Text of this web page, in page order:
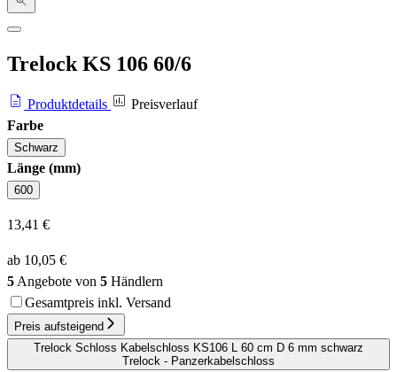
Trelock KS 106 60/6
Produktdetails
Preisverlauf
Farbe
Schwarz
Länge (mm)
600
13,41 €
ab 10,05 €
5 Angebote von 5 Händlern
Gesamtpreis inkl. Versand
Preis aufsteigend
Trelock Schloss Kabelschloss KS106 L 60 cm D 6 mm schwarz
Trelock - Panzerkabelschloss